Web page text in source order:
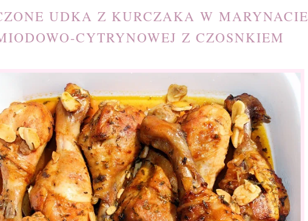
UDKA Z KURCZAKA W MARYNACIE
CYTRYNOWEJ Z CZOSNKIEM